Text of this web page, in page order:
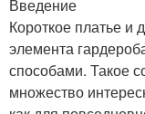
Введение
Короткое платье
элемента
способами. Такое
множество